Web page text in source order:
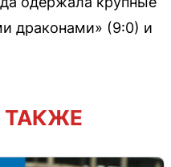
драконами» (9:0) и
ТАКЖЕ